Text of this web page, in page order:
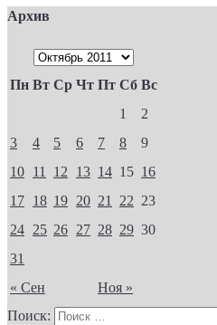
Архив
Пн Вт Ср Чт Пт Сб Вс
« Сен Ноя »
1
2
3
4 5 6 7 8
9
10 11 12 13 14 15 16
17 18 19 20 21 22 23
24 25 26 27 28 29 30
31
Поиск: